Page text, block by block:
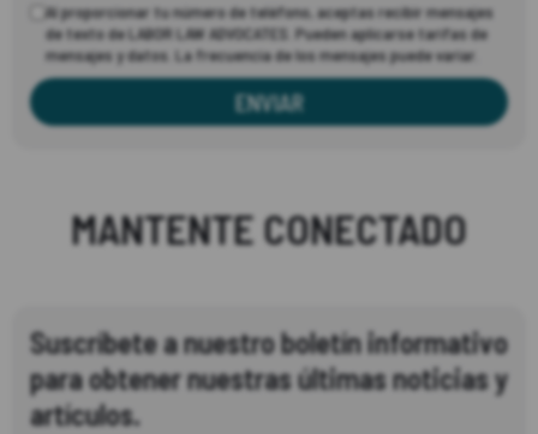
Al proporcionar tu número de teléfono, aceptas recibir mensajes
de texto de LABOR LAW ADVOCATES. Pueden aplicarse tarifas de
mensajes y datos. La frecuencia de los mensajes puede variar.
ENVIAR
MANTENTE CONECTADO
Suscríbete a nuestro boletín informativo
para obtener nuestras últimas noticias y
artículos.